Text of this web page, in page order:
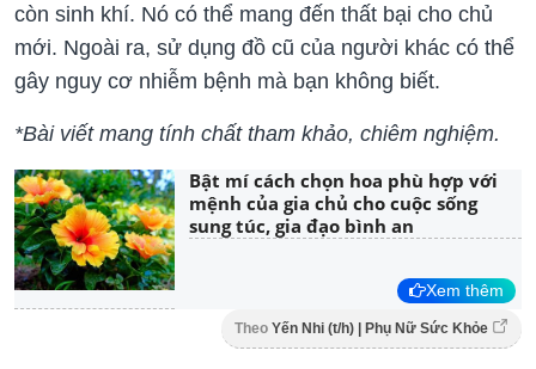
còn sinh khí. Nó có thể mang đến thất bại cho chủ
mới. Ngoài ra, sử dụng đồ cũ của người khác có thể
gây nguy cơ nhiễm bệnh mà bạn không biết.
*Bài viết mang tính chất tham khảo, chiêm nghiệm.
Bật mí cách chọn hoa phù hợp với
mệnh của gia chủ cho cuộc sống
sung túc, gia đạo bình an
Xem thêm
Theo Yến Nhi (t/h) | Phụ Nữ Sức Khỏe